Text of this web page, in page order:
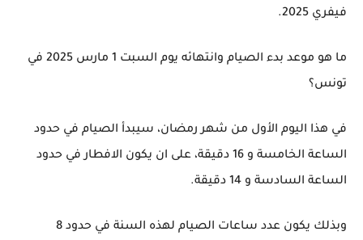
فيفري 2025.
ما هو موعد بدء الصيام وانتهائه يوم السبت 1 مارس 2025 في
تونس؟
في هذا اليوم الأول من شهر رمضان، سيبدأ الصيام في حدود
الساعة الخامسة و 16 دقيقة، على ان يكون الافطار في حدود
الساعة السادسة و 14 دقيقة.
وبذلك يكون عدد ساعات الصيام لهذه السنة في حدود 8